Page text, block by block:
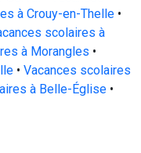
à Crouy-en-Thelle •
scolaires à
à Morangles •
• Vacances scolaires
à Belle-Église •